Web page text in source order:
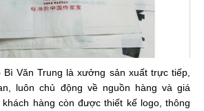
Văn Trung là xưởng sản xuất trực tiếp,
luôn chủ động về nguồn hàng và giá
hàng còn được thiết kế logo, thông